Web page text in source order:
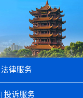
法律服务
投诉服务